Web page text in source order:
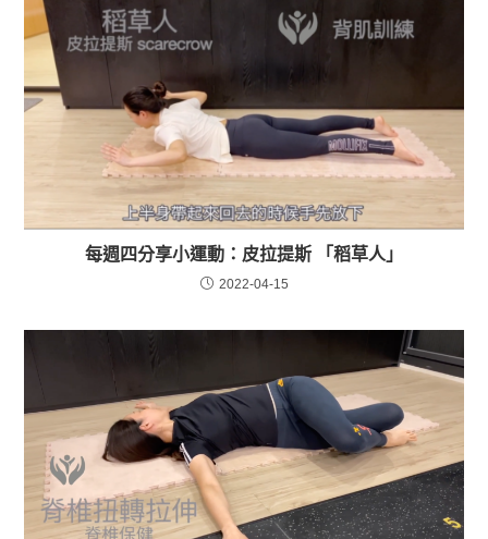
每週四分享小運動：皮拉提斯 「稻草人」
2022-04-15